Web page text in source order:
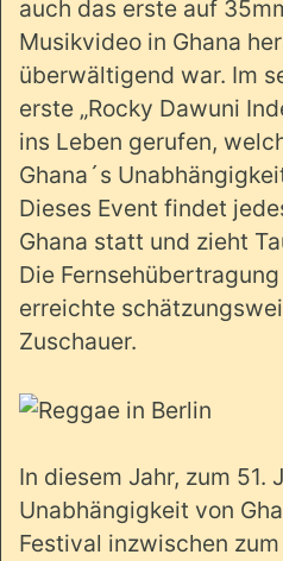
auch das erste auf
Musikvideo in Ghana
überwältigend war. Im
erste „Rocky Dawuni
ins Leben gerufen,
Ghana´s
Dieses Event findet
Ghana statt und zieht
Die
erreichte
Zuschauer.
In diesem Jahr, zum 51.
Unabhängigkeit von
Festival inzwischen